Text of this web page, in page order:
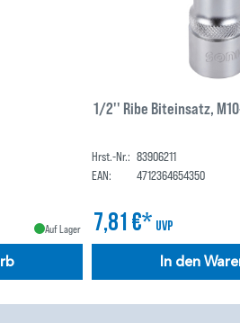
Auf Lager
1/2'' Ribe Biteinsatz,
Hrst.-Nr.: 83906211
EAN:
4712364654350
7,81 €* UVP
In den